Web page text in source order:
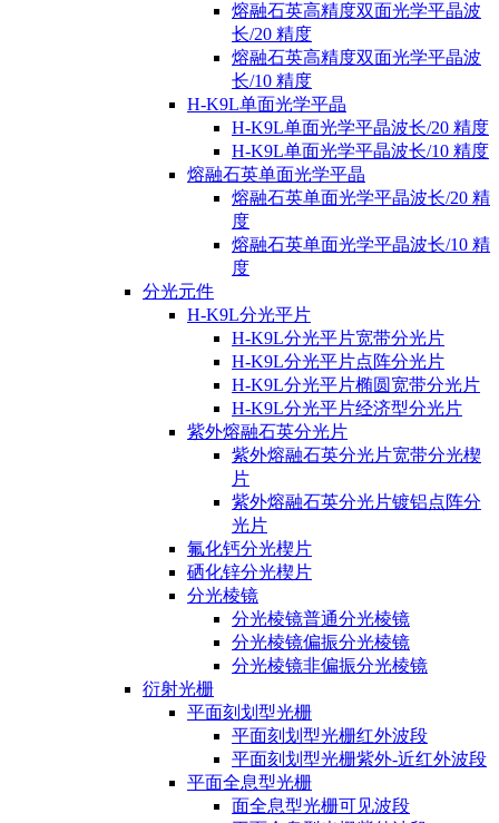
熔融石英高精度双面光学平晶波
长/20 精度
熔融石英高精度双面光学平晶波
长/10 精度
H-K9L单面光学平晶
H-K9L单面光学平晶波长/20 精度
H-K9L单面光学平晶波长/10 精度
熔融石英单面光学平晶
熔融石英单面光学平晶波长/20 精
度
熔融石英单面光学平晶波长/10 精
度
分光元件
H-K9L分光平片
H-K9L分光平片宽带分光片
H-K9L分光平片点阵分光片
H-K9L分光平片椭圆宽带分光片
H-K9L分光平片经济型分光片
紫外熔融石英分光片
紫外熔融石英分光片宽带分光楔
片
紫外熔融石英分光片镀铝点阵分
光片
氟化钙分光楔片
硒化锌分光楔片
分光棱镜
分光棱镜普通分光棱镜
分光棱镜偏振分光棱镜
分光棱镜非偏振分光棱镜
衍射光栅
平面刻划型光栅
平面刻划型光栅红外波段
平面刻划型光栅紫外-近红外波段
平面全息型光栅
面全息型光栅可见波段